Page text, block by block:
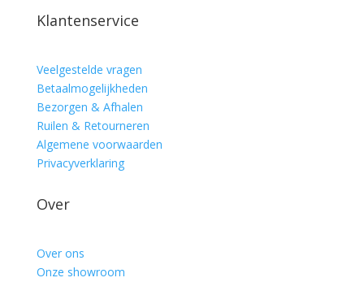
Klantenservice
Veelgestelde vragen
Betaalmogelijkheden
Bezorgen & Afhalen
Ruilen & Retourneren
Algemene voorwaarden
Privacyverklaring
Over
Over ons
Onze showroom